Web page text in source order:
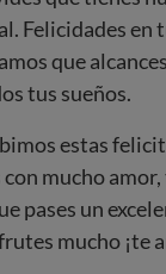
Felicidades en
que
tus sueños.
estas
mucho
pases un
mucho ¡te